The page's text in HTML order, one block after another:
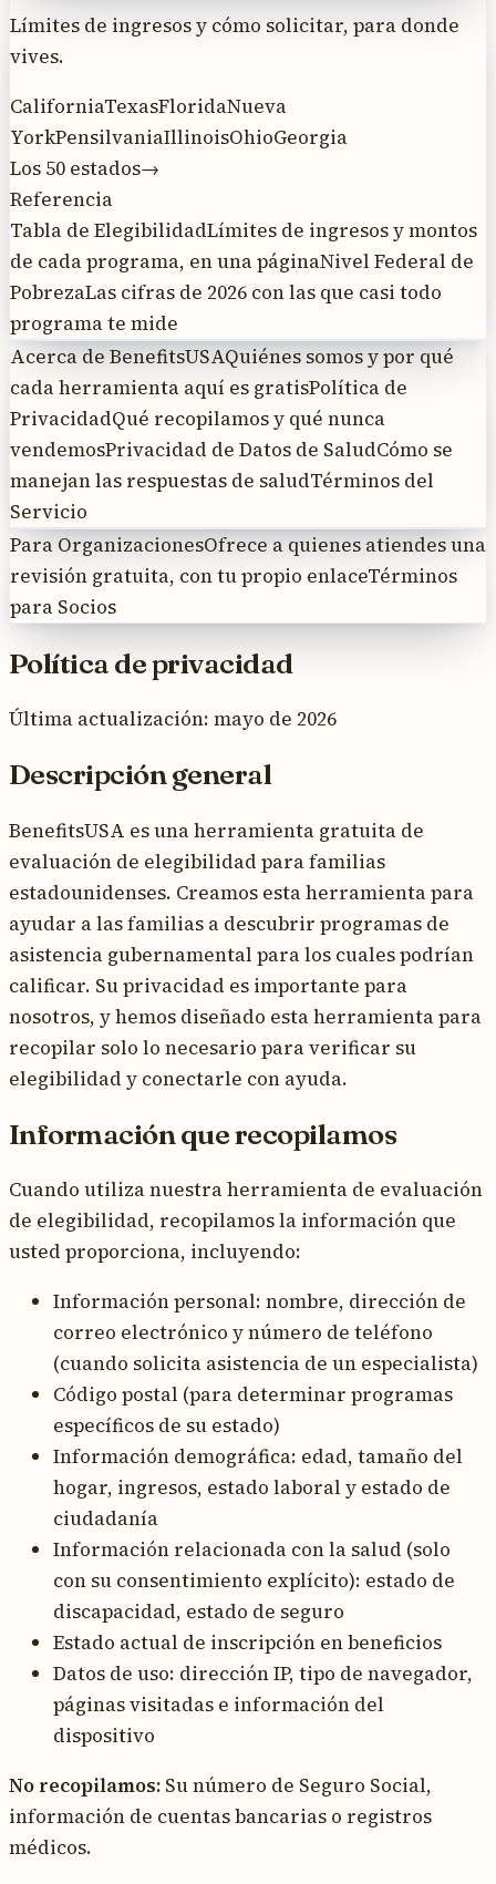
Límites de ingresos y cómo solicitar, para donde
vives.
CaliforniaTexasFloridaNueva
YorkPensilvaniaIllinoisOhioGeorgia
Los 50 estados→
Referencia
Tabla de ElegibilidadLímites de ingresos y montos
de cada programa, en una páginaNivel Federal de
PobrezaLas cifras de 2026 con las que casi todo
programa te mide
Acerca de BenefitsUSAQuiénes somos y por qué
cada herramienta aquí es gratisPolítica de
PrivacidadQué recopilamos y qué nunca
vendemosPrivacidad de Datos de SaludCómo se
manejan las respuestas de saludTérminos del
Servicio
Para OrganizacionesOfrece a quienes atiendes una
revisión gratuita, con tu propio enlaceTérminos
para Socios
Política de privacidad
Última actualización: mayo de 2026
Descripción general
BenefitsUSA es una herramienta gratuita de
evaluación de elegibilidad para familias
estadounidenses. Creamos esta herramienta para
ayudar a las familias a descubrir programas de
asistencia gubernamental para los cuales podrían
calificar. Su privacidad es importante para
nosotros, y hemos diseñado esta herramienta para
recopilar solo lo necesario para verificar su
elegibilidad y conectarle con ayuda.
Información que recopilamos
Cuando utiliza nuestra herramienta de evaluación
de elegibilidad, recopilamos la información que
usted proporciona, incluyendo:
Información personal: nombre, dirección de
correo electrónico y número de teléfono
(cuando solicita asistencia de un especialista)
Código postal (para determinar programas
específicos de su estado)
Información demográfica: edad, tamaño del
hogar, ingresos, estado laboral y estado de
ciudadanía
Información relacionada con la salud (solo
con su consentimiento explícito): estado de
discapacidad, estado de seguro
Estado actual de inscripción en beneficios
Datos de uso: dirección IP, tipo de navegador,
páginas visitadas e información del
dispositivo
No recopilamos: Su número de Seguro Social,
información de cuentas bancarias o registros
médicos.